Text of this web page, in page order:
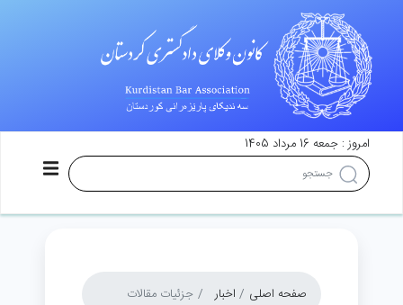
امروز : جمعه 16 مرداد 1405
صفحه اصلی اخبار جزئیات مقالات